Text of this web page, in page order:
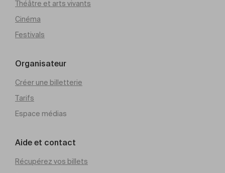
Théâtre et arts vivants
Cinéma
Festivals
Organisateur
Créer une billetterie
Tarifs
Espace médias
Aide et contact
Récupérez vos billets